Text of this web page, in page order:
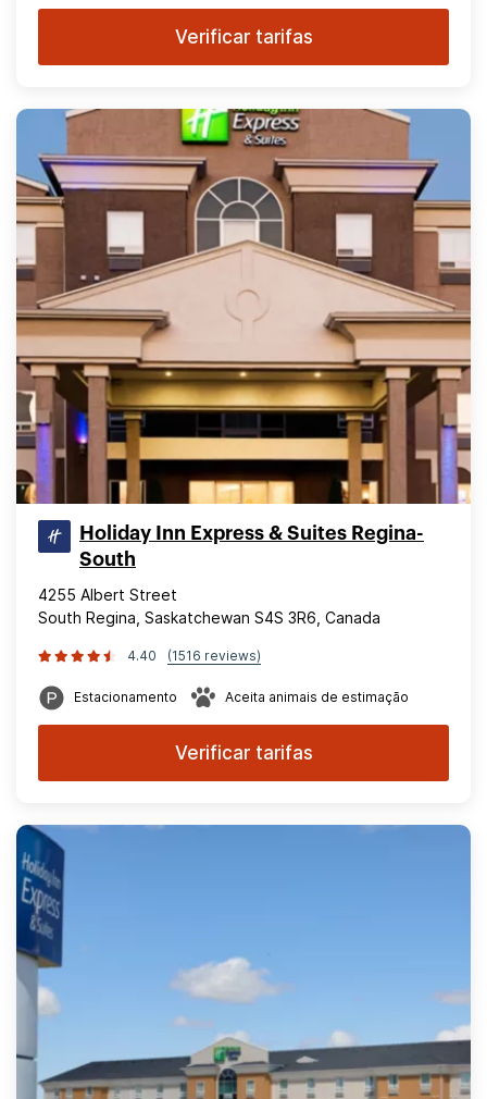
Verificar tarifas
Holiday Inn Express & Suites Regina-
South
4255 Albert Street
South Regina, Saskatchewan S4S 3R6, Canada
4.40 (1516 reviews)
Estacionamento Aceita animais de estimação
Verificar tarifas